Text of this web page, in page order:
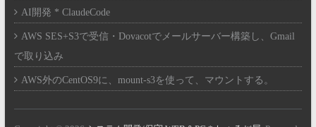
AI開発 * ClaudeCode
AWS SES+S3で受信・Dovacotでメールサーバー構築し、Gmail
で取り込み
AWS外のCentOS9に、mount-s3を使って、マウントする。